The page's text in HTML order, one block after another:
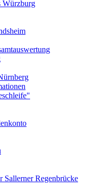
Würzburg
Sallerner Regenbrücke